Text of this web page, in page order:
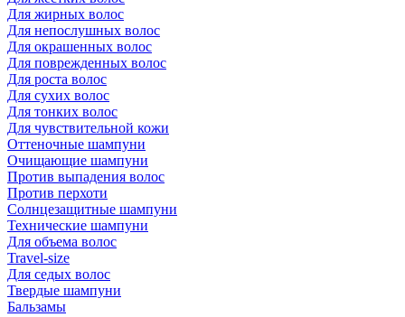
Для жирных волос
Для непослушных волос
Для окрашенных волос
Для поврежденных волос
Для роста волос
Для сухих волос
Для тонких волос
Для чувствительной кожи
Оттеночные шампуни
Очищающие шампуни
Против выпадения волос
Против перхоти
Солнцезащитные шампуни
Технические шампуни
Для объема волос
Travel-size
Для седых волос
Твердые шампуни
Бальзамы